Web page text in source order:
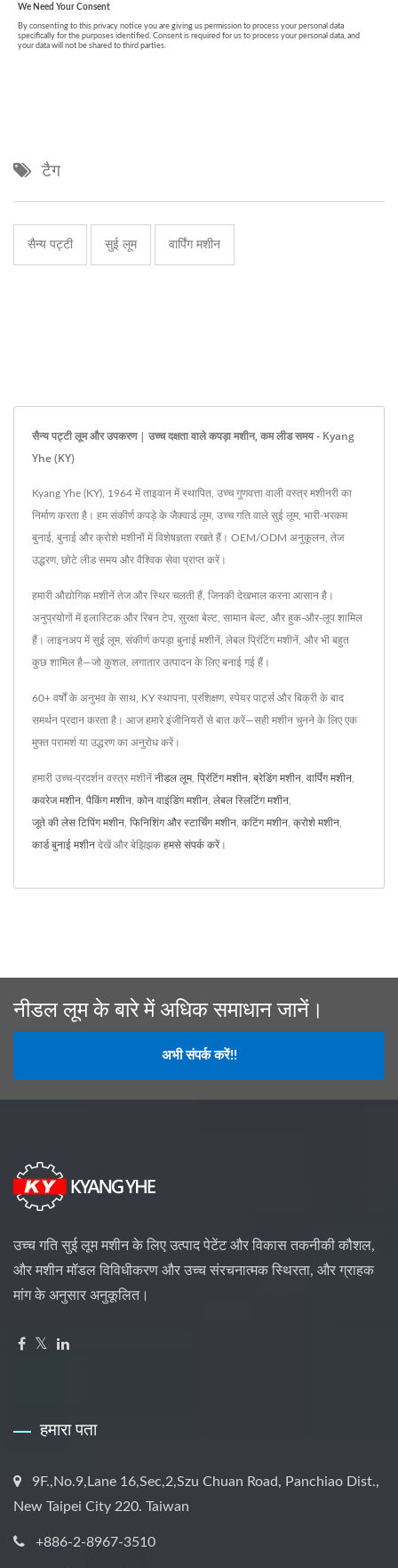
टैग
सैन्य पट्टी सुई लूम वार्पिंग मशीन
सैन्य पट्टी लूम और उपकरण | उच्च दक्षता वाले कपड़ा मशीन, कम लीड समय - Kyang
Yhe (KY)
Kyang Yhe (KY), 1964 में ताइवान में स्थापित, उच्च गुणवत्ता वाली वस्त्र मशीनरी का
निर्माण करता है। हम संकीर्ण कपड़े के जैक्वार्ड लूम, उच्च गति वाले सुई लूम, भारी-भरकम
बुनाई, बुनाई और क्रोशे मशीनों में विशेषज्ञता रखते हैं। OEM/ODM अनुकूलन, तेज
उद्धरण, छोटे लीड समय और वैश्विक सेवा प्राप्त करें।
हमारी औद्योगिक मशीनें तेज और स्थिर चलती हैं, जिनकी देखभाल करना आसान है।
अनुप्रयोगों में इलास्टिक और रिबन टेप, सुरक्षा बेल्ट, सामान बेल्ट, और हुक-और-लूप शामिल
हैं। लाइनअप में सुई लूम, संकीर्ण कपड़ा बुनाई मशीनें, लेबल प्रिंटिंग मशीनें, और भी बहुत
कुछ शामिल है—जो कुशल, लगातार उत्पादन के लिए बनाई गई हैं।
60+ वर्षों के अनुभव के साथ, KY स्थापना, प्रशिक्षण, स्पेयर पार्ट्स और बिक्री के बाद
समर्थन प्रदान करता है। आज हमारे इंजीनियरों से बात करें—सही मशीन चुनने के लिए एक
मुफ्त परामर्श या उद्धरण का अनुरोध करें।
हमारी उच्च-प्रदर्शन वस्त्र मशीनें नीडल लूम, प्रिंटिंग मशीन, ब्रेडिंग मशीन, वार्पिंग मशीन,
कवरेज मशीन, पैकिंग मशीन, कोन वाइंडिंग मशीन, लेबल स्लिटिंग मशीन,
जूते की लेस टिपिंग मशीन, फिनिशिंग और स्टार्चिंग मशीन, कटिंग मशीन, क्रोशे मशीन,
कार्ड बुनाई मशीन देखें और बेझिझक हमसे संपर्क करें।
नीडल लूम के बारे में अधिक समाधान जानें।
अभी संपर्क करें!!
उच्च गति सुई लूम मशीन के लिए उत्पाद पेटेंट और विकास तकनीकी कौशल,
और मशीन मॉडल विविधीकरण और उच्च संरचनात्मक स्थिरता, और ग्राहक
मांग के अनुसार अनुकूलित।
हमारा पता
9F.,No.9,Lane 16,Sec,2,Szu Chuan Road, Panchiao Dist.,
New Taipei City 220. Taiwan
+886-2-8967-3510